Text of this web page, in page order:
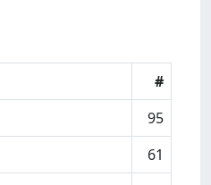
#
95
61